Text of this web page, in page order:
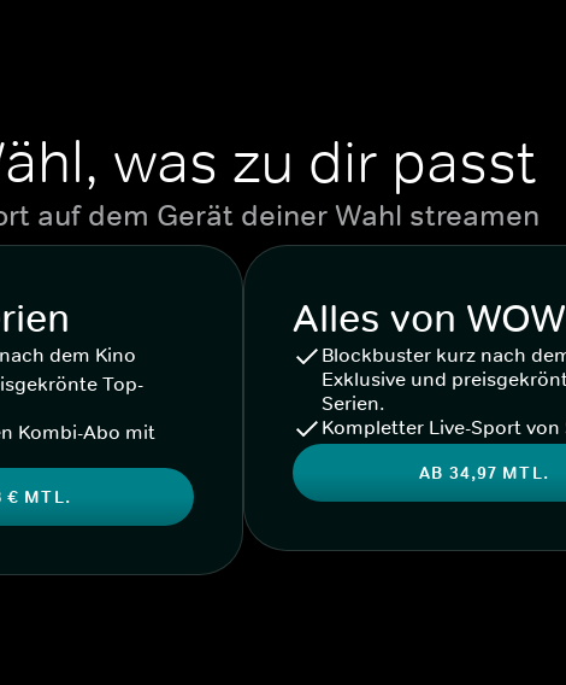
was zu dir passt
auf dem Gerät deiner Wahl streamen
dem Kino
Top-
Kombi-Abo mit
€ MTL.
Alles von WOW
Blockbuster kurz nach
Exklusive und
Serien.
Kompletter Live-Sport von
AB 34,97 MTL.